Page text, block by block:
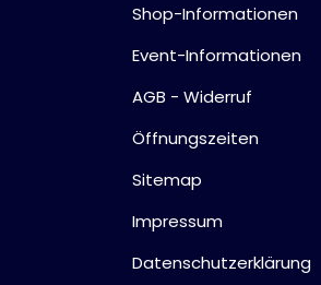
Shop-Informationen
Event-Informationen
AGB - Widerruf
Öffnungszeiten
Sitemap
Impressum
Datenschutzerklärung